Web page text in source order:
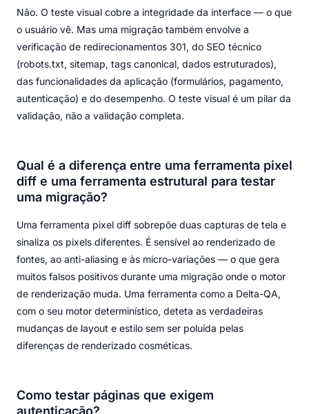
Não. O teste visual cobre a integridade da interface — o que
o usuário vê. Mas uma migração também envolve a
verificação de redirecionamentos 301, do SEO técnico
(robots.txt, sitemap, tags canonical, dados estruturados),
das funcionalidades da aplicação (formulários, pagamento,
autenticação) e do desempenho. O teste visual é um pilar da
validação, não a validação completa.
Qual é a diferença entre uma ferramenta pixel
diff e uma ferramenta estrutural para testar
uma migração?
Uma ferramenta pixel diff sobrepõe duas capturas de tela e
sinaliza os pixels diferentes. É sensível ao renderizado de
fontes, ao anti-aliasing e às micro-variações — o que gera
muitos falsos positivos durante uma migração onde o motor
de renderização muda. Uma ferramenta como a Delta-QA,
com o seu motor determinístico, deteta as verdadeiras
mudanças de layout e estilo sem ser poluída pelas
diferenças de renderizado cosméticas.
Como testar páginas que exigem
autenticação?